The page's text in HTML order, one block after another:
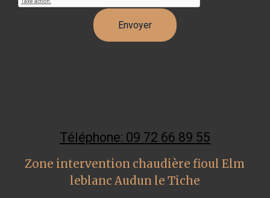
Téléphone: 09 72 66 89 55
Zone intervention chaudière fioul Elm
leblanc Audun le Tiche